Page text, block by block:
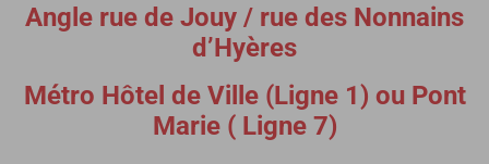
Angle rue de Jouy / rue des Nonnains
d’Hyères
Métro Hôtel de Ville (Ligne 1) ou Pont
Marie ( Ligne 7)